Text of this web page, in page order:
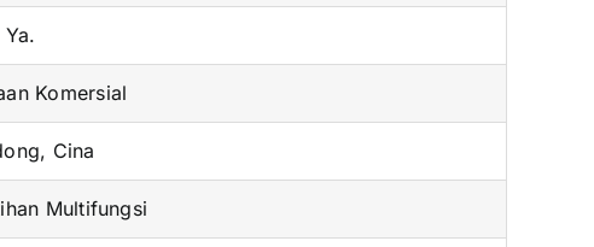
Multifungsi
Baja